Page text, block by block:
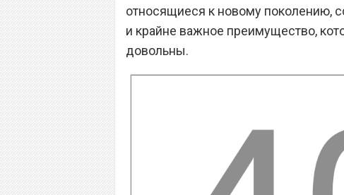
относящиеся к новому поколению,
и крайне важное преимущество,
довольны.